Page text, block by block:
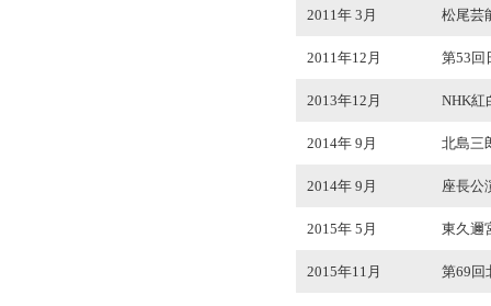
2011年 3月 松尾芸
2011年12月 第53回
2013年12月 NHK紅
2014年 9月 北島三
2014年 9月 座長公
2015年 5月 東久邇
2015年11月 第69回